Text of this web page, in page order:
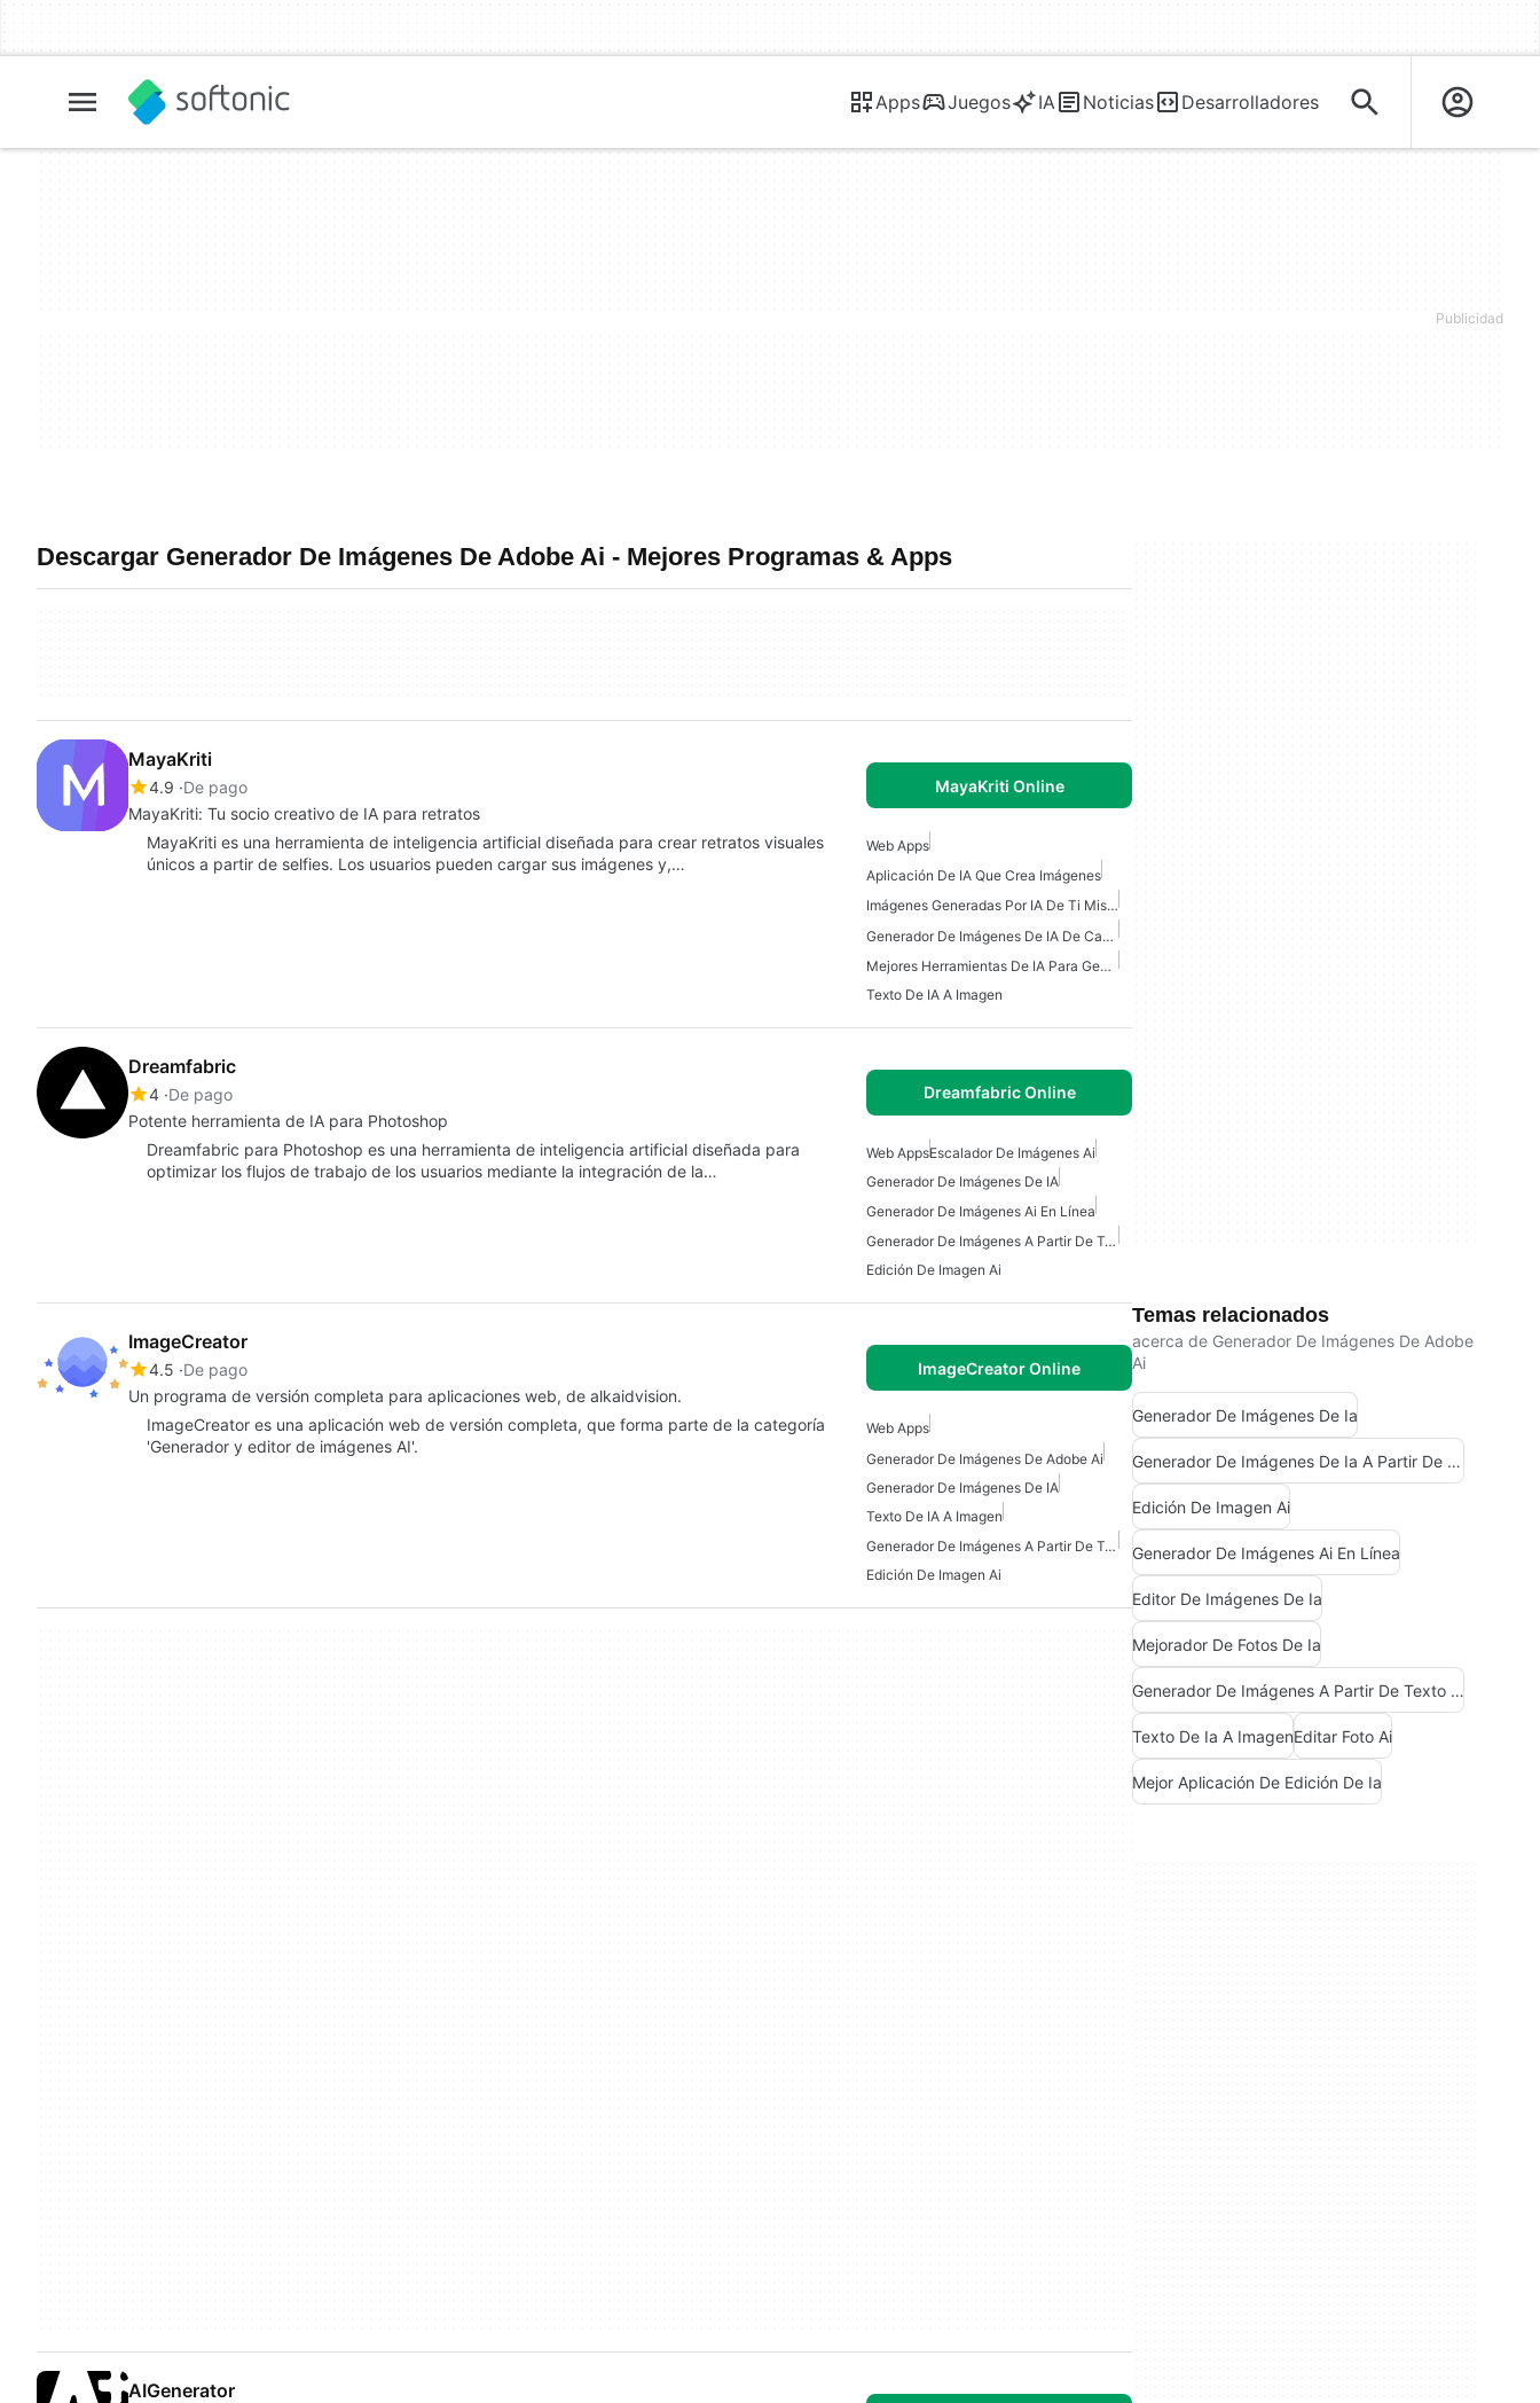
Apps Juegos IA Noticias Desarrolladores
Descargar Generador De Imágenes De Adobe Ai - Mejores Programas & Apps
MayaKriti
4.9 De pago
MayaKriti: Tu socio creativo de IA para retratos
MayaKriti Online
MayaKriti es una herramienta de inteligencia artificial diseñada para crear retratos visuales
únicos a partir de selfies. Los usuarios pueden cargar sus imágenes y,…
Web Apps
Aplicación De IA Que Crea Imágenes
Imágenes Generadas Por IA De Ti Mismo Gratis
Generador De Imágenes De IA De Canva
Mejores Herramientas De IA Para Generar Imágenes
Texto De IA A Imagen
Dreamfabric
4 De pago
Potente herramienta de IA para Photoshop
Dreamfabric Online
Dreamfabric para Photoshop es una herramienta de inteligencia artificial diseñada para
optimizar los flujos de trabajo de los usuarios mediante la integración de la…
Web AppsEscalador De Imágenes Ai
Generador De Imágenes De IA
Generador De Imágenes Ai En Línea
Generador De Imágenes A Partir De Texto De IA
Edición De Imagen Ai
ImageCreator
4.5 De pago
Un programa de versión completa para aplicaciones web, de alkaidvision.
ImageCreator Online
ImageCreator es una aplicación web de versión completa, que forma parte de la categoría
'Generador y editor de imágenes AI'.
Web Apps
Generador De Imágenes De Adobe Ai
Generador De Imágenes De IA
Texto De IA A Imagen
Generador De Imágenes A Partir De Texto De IA
Edición De Imagen Ai
AIGenerator
Temas relacionados
acerca de Generador De Imágenes De Adobe
Ai
Generador De Imágenes De Ia
Generador De Imágenes De Ia A Partir De Texto
Edición De Imagen Ai
Generador De Imágenes Ai En Línea
Editor De Imágenes De Ia
Mejorador De Fotos De Ia
Generador De Imágenes A Partir De Texto De Ia
Texto De Ia A ImagenEditar Foto Ai
Mejor Aplicación De Edición De Ia